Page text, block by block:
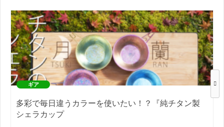
ギア
多彩で毎日違うカラーを使いたい！？『純チタン製
シェラカップ